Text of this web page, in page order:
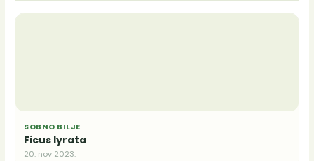
SOBNO BILJE
Ficus lyrata
20. nov 2023.